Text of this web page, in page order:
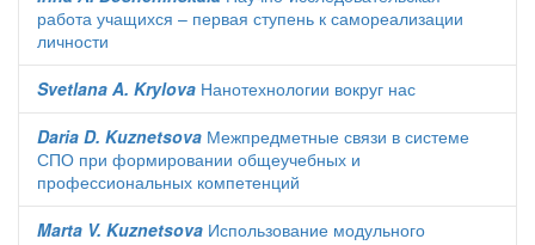
работа учащихся – первая ступень к самореализации
личности
Svetlana A. Krylova Нанотехнологии вокруг нас
Daria D. Kuznetsova Межпредметные связи в системе
СПО при формировании общеучебных и
профессиональных компетенций
Marta V. Kuznetsova Использование модульного